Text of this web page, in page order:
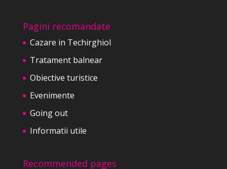
Pagini recomandate
Cazare in Techirghiol
Tratament balnear
Obiective turistice
Evenimente
Going out
Informatii utile
Recommended pages